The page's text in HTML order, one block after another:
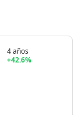
4 años
+42.6%